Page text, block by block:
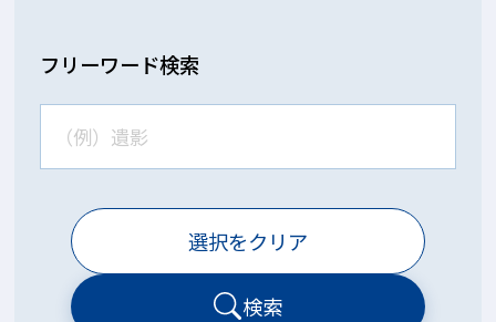
フリーワード検索
検索
選択をクリア